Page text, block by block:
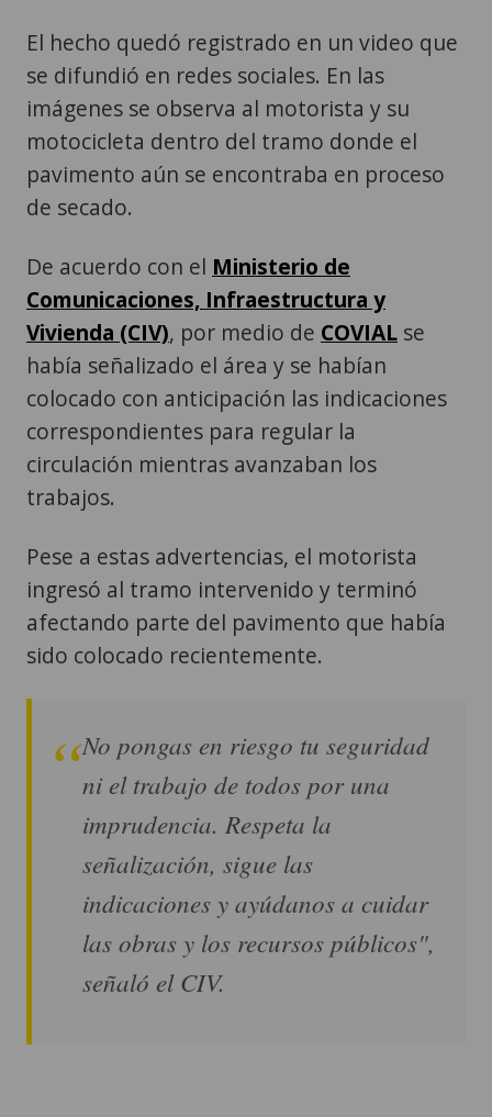
El hecho quedó registrado en un video que
se difundió en redes sociales. En las
imágenes se observa al motorista y su
motocicleta dentro del tramo donde el
pavimento aún se encontraba en proceso
de secado.
De acuerdo con el Ministerio de
Comunicaciones, Infraestructura y
Vivienda (CIV), por medio de COVIAL se
había señalizado el área y se habían
colocado con anticipación las indicaciones
correspondientes para regular la
circulación mientras avanzaban los
trabajos.
Pese a estas advertencias, el motorista
ingresó al tramo intervenido y terminó
afectando parte del pavimento que había
sido colocado recientemente.
No pongas en riesgo tu seguridad
ni el trabajo de todos por una
imprudencia. Respeta la
señalización, sigue las
indicaciones y ayúdanos a cuidar
las obras y los recursos públicos",
señaló el CIV.